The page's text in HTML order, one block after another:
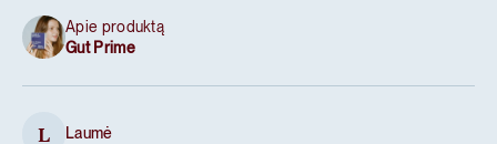
Apie produktą
Gut Prime
L Laumė